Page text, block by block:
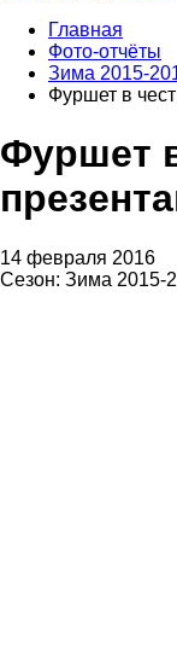
Главная
Фото-отчёты
Зима 2015-
Фуршет в
Фуршет
14 февраля 2016
Сезон: Зима 2015-